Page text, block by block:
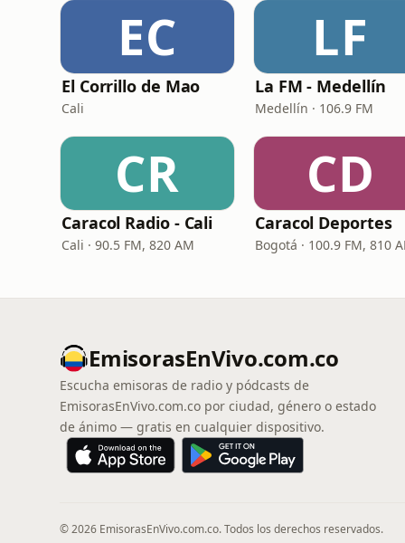
EC
El Corrillo de Mao
Cali
LF
La FM - Medellín
Medellín · 106.9 FM
CR
Caracol Radio - Cali
Cali · 90.5 FM, 820 AM
CD
Caracol Deportes
Bogotá · 100.9 FM, 810
EmisorasEnVivo.com.co
Escucha emisoras de radio y pódcasts de
EmisorasEnVivo.com.co por ciudad, género o estado
de ánimo — gratis en cualquier dispositivo.
© 2026 EmisorasEnVivo.com.co. Todos los derechos reservados.